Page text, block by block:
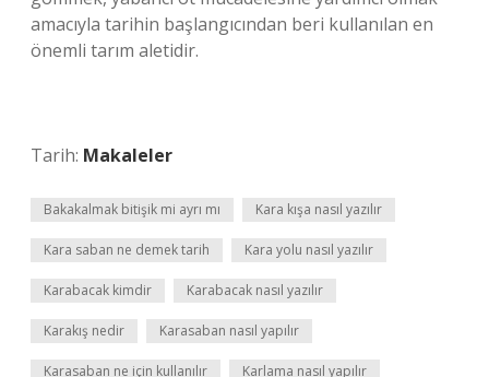
amacıyla tarihin başlangıcından beri kullanılan en
önemli tarım aletidir.
Tarih: Makaleler
Bakakalmak bitişik mi ayrı mı Kara kışa nasıl yazılır
Kara saban ne demek tarih Kara yolu nasıl yazılır
Karabacak kimdir Karabacak nasıl yazılır
Karakış nedir Karasaban nasıl yapılır
Karasaban ne için kullanılır Karlama nasıl yapılır